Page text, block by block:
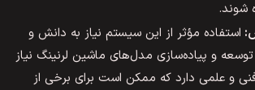
شوند.
استفاده مؤثر از این سیستم نیاز به دانش و
و پیاده‌سازی مدل‌های ماشین لرنینگ نیاز
و علمی دارد که ممکن است برای برخی از